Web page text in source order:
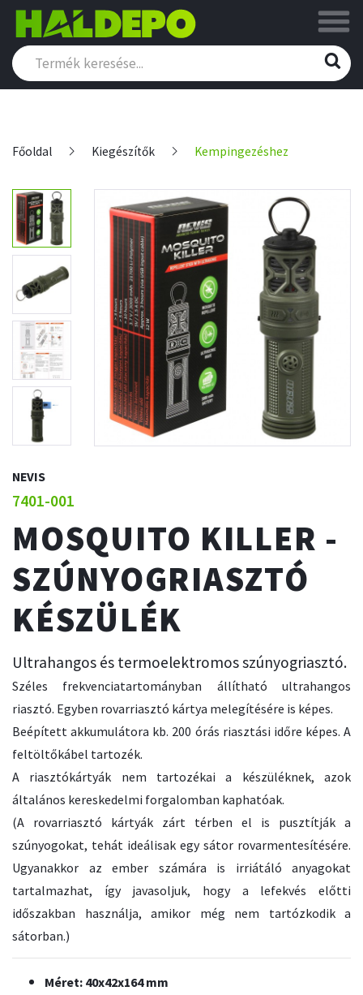
Főoldal Kiegészítők Kempingezéshez
NEVIS
7401-001
MOSQUITO KILLER -
SZÚNYOGRIASZTÓ
KÉSZÜLÉK
Ultrahangos és termoelektromos szúnyogriasztó.
Széles frekvenciatartományban állítható ultrahangos
riasztó. Egyben rovarriasztó kártya melegítésére is képes.
Beépített akkumulátora kb. 200 órás riasztási időre képes. A
feltöltőkábel tartozék.
A riasztókártyák nem tartozékai a készüléknek, azok
általános kereskedelmi forgalomban kaphatóak.
(A rovarriasztó kártyák zárt térben el is pusztítják a
szúnyogokat, tehát ideálisak egy sátor rovarmentesítésére.
Ugyanakkor az ember számára is irriátáló anyagokat
tartalmazhat, így javasoljuk, hogy a lefekvés előtti
időszakban használja, amikor még nem tartózkodik a
sátorban.)
Méret: 40x42x164 mm